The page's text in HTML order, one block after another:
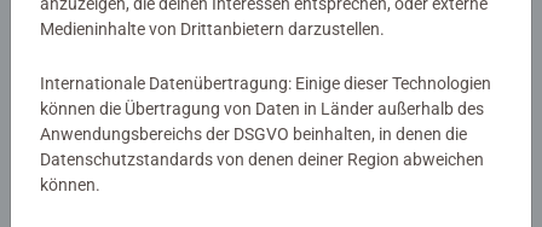
Warnhinweise und Herstellerinformation
Bewertungen (2)
Durchschnittliche Bewertung 4.0 von 5 Sternen.
4.0/5
Medieninhalte von Drittanbietern darzustellen.
Internationale Datenübertragung: Einige dieser Technologien
können die Übertragung von Daten in Länder außerhalb des
Anwendungsbereichs der DSGVO beinhalten, in denen die
Datenschutzstandards von denen deiner Region abweichen
können.